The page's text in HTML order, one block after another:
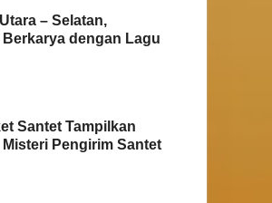
– Selatan,
Berkarya dengan Lagu
Santet Tampilkan
Pengirim Santet